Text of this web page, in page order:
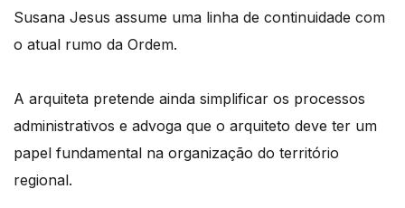
Susana Jesus assume uma linha de continuidade com
o atual rumo da Ordem.
A arquiteta pretende ainda simplificar os processos
administrativos e advoga que o arquiteto deve ter um
papel fundamental na organização do território
regional.